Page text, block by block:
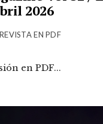
2026
REVISTA EN PDF
en PDF...